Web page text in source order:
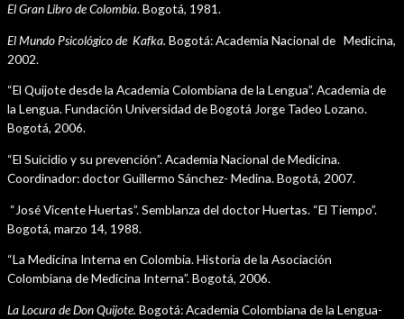
El Gran Libro de Colombia. Bogotá, 1981.
El Mundo Psicológico de Kafka. Bogotá: Academia Nacional de Medicina,
2002.
“El Quijote desde la Academia Colombiana de la Lengua”. Academia de
la Lengua. Fundación Universidad de Bogotá Jorge Tadeo Lozano.
Bogotá, 2006.
“El Suicidio y su prevención”. Academia Nacional de Medicina.
Coordinador: doctor Guillermo Sánchez- Medina. Bogotá, 2007.
“José Vicente Huertas”. Semblanza del doctor Huertas. “El Tiempo”.
Bogotá, marzo 14, 1988.
“La Medicina Interna en Colombia. Historia de la Asociación
Colombiana de Medicina Interna”. Bogotá, 2006.
La Locura de Don Quijote. Bogotá: Academia Colombiana de la Lengua-